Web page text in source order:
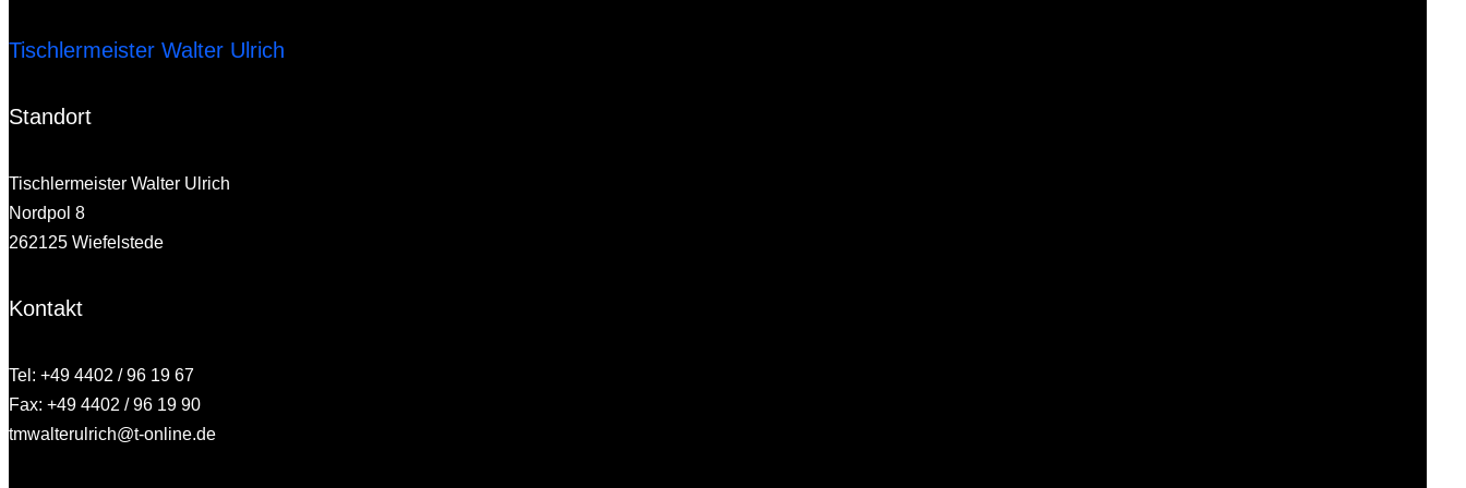
Tischlermeister Walter Ulrich
Standort
Tischlermeister Walter Ulrich
Nordpol 8
262125 Wiefelstede
Kontakt
Tel: +49 4402 / 96 19 67
Fax: +49 4402 / 96 19 90
tmwalterulrich@t-online.de